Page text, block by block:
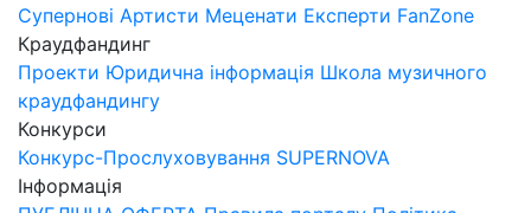
Супернові Артисти Меценати Експерти FanZone
Краудфандинг
Проекти Юридична інформація Школа музичного
краудфандингу
Конкурси
Конкурс-Прослуховування SUPERNOVA
Інформація